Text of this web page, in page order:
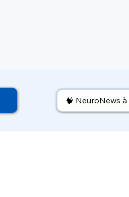
🧠 NeuroNews à